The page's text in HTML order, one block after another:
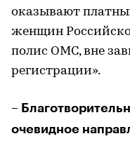
оказывают
женщин
полис ОМС, вне
регистрации».
–
очевидное